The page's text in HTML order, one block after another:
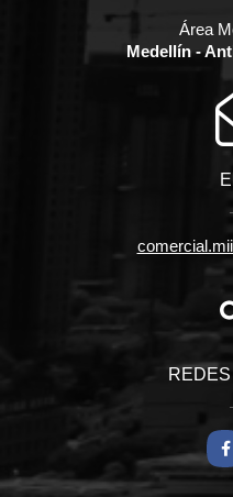
Área
Medellín -